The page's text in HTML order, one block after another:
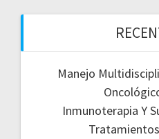
Manejo
Inmunoterapia Y